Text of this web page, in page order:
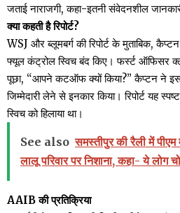
जताई नाराजगी, कहा-इतनी संवेदनशील
क्या कहती है रिपोर्ट?
WSJ और ब्लूमबर्ग की रिपोर्ट के मुताबिक,
फ्यूल कंट्रोल स्विच बंद किए। फर्स्ट ऑफिसर
पूछा, “आपने कटऑफ क्यों किया?” कैप्टन ने इस
जिम्मेदारी लेने से इनकार किया। रिपोर्ट यह
स्विच को हिलाया था।
See also समस्तीपुर की रैली में
लालू परिवार पर निशाना, कहा- ये लोग
AAIB की प्रतिक्रिया